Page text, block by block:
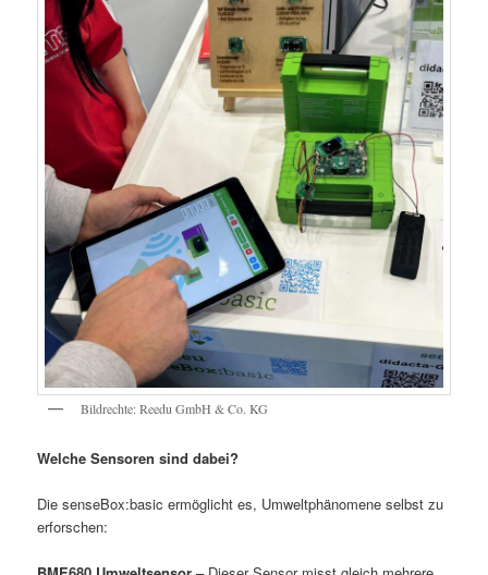
Bildrechte: Reedu GmbH & Co. KG
Welche Sensoren sind dabei?
Die senseBox:basic ermöglicht es, Umweltphänomene selbst zu
erforschen: